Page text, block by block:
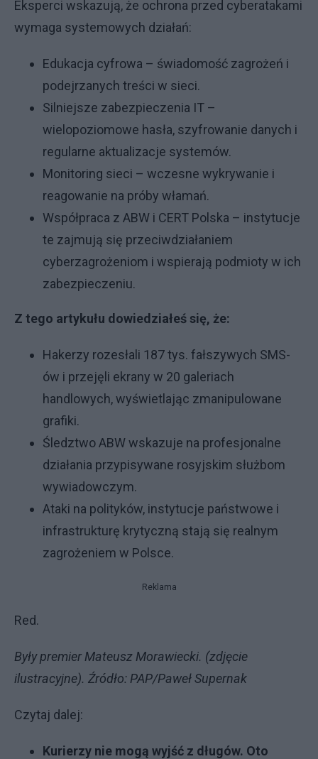
Eksperci wskazują, że ochrona przed cyberatakami
wymaga systemowych działań:
Edukacja cyfrowa – świadomość zagrożeń i
podejrzanych treści w sieci.
Silniejsze zabezpieczenia IT –
wielopoziomowe hasła, szyfrowanie danych i
regularne aktualizacje systemów.
Monitoring sieci – wczesne wykrywanie i
reagowanie na próby włamań.
Współpraca z ABW i CERT Polska – instytucje
te zajmują się przeciwdziałaniem
cyberzagrożeniom i wspierają podmioty w ich
zabezpieczeniu.
Z tego artykułu dowiedziałeś się, że:
Hakerzy rozesłali 187 tys. fałszywych SMS-
ów i przejęli ekrany w 20 galeriach
handlowych, wyświetlając zmanipulowane
grafiki.
Śledztwo ABW wskazuje na profesjonalne
działania przypisywane rosyjskim służbom
wywiadowczym.
Ataki na polityków, instytucje państwowe i
infrastrukturę krytyczną stają się realnym
zagrożeniem w Polsce.
Reklama
Red.
Były premier Mateusz Morawiecki. (zdjęcie
ilustracyjne). Źródło: PAP/Paweł Supernak
Czytaj dalej:
Kurierzy nie mogą wyjść z długów. Oto